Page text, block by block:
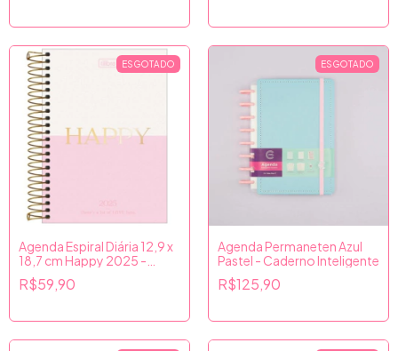
ESGOTADO
Agenda Espiral Diária 12,9 x
18,7 cm Happy 2025 -
Tilibra
R$59,90
ESGOTADO
Agenda Permaneten Azul
Pastel - Caderno Inteligente
R$125,90